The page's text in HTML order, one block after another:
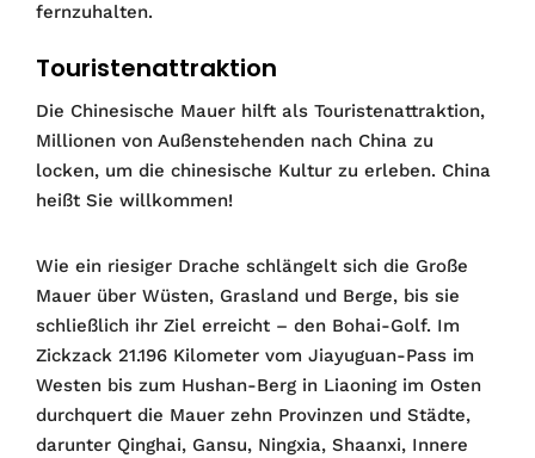
fernzuhalten.
Touristenattraktion
Die Chinesische Mauer hilft als Touristenattraktion,
Millionen von Außenstehenden nach China zu
locken, um die chinesische Kultur zu erleben. China
heißt Sie willkommen!
Wie ein riesiger Drache schlängelt sich die Große
Mauer über Wüsten, Grasland und Berge, bis sie
schließlich ihr Ziel erreicht – den Bohai-Golf. Im
Zickzack 21.196 Kilometer vom Jiayuguan-Pass im
Westen bis zum Hushan-Berg in Liaoning im Osten
durchquert die Mauer zehn Provinzen und Städte,
darunter Qinghai, Gansu, Ningxia, Shaanxi, Innere